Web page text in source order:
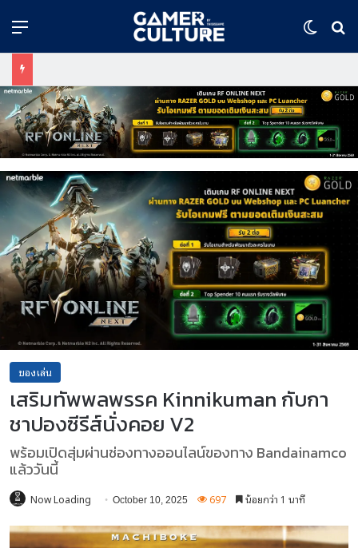
Menu
ของเล่น
เสริมทัพพลพรรค Kinnikuman กับกา
ชาปองซีรีส์นั่งคอย V2
พร้อมเปิดสุ่มผ่านช่องทางออนไลน์ของทาง Bandainamco
แล้ววันนี้
Now Loading October 10, 2025 697 น้อยกว่า 1 นาที